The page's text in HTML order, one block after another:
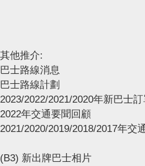
其他推介:
巴士路線消息
巴士路線計劃
2023/2022/2021/2020年新巴士
2022年交通要聞回顧
2021/2020/2019/2018/2017年交
(B3) 新出牌巴士相片